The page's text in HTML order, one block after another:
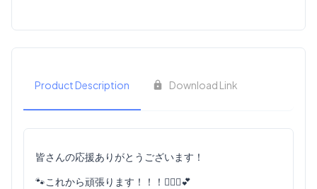
Product Description Download Link
皆さんの応援ありがとうございます！
🐾これから頑張ります！！！🙆🏻‍♀️💕